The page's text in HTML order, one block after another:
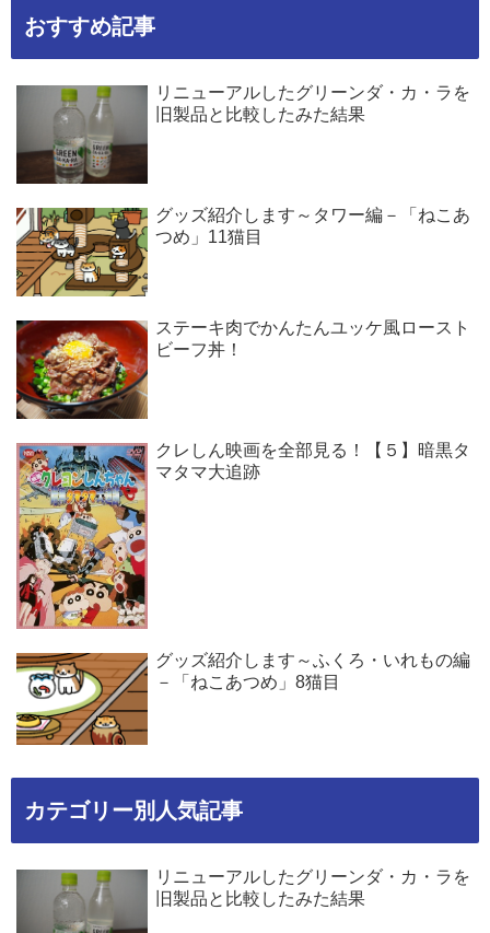
おすすめ記事
リニューアルしたグリーンダ・カ・ラを
旧製品と比較したみた結果
グッズ紹介します～タワー編－「ねこあ
つめ」11猫目
ステーキ肉でかんたんユッケ風ロースト
ビーフ丼！
クレしん映画を全部見る！【５】暗黒タ
マタマ大追跡
グッズ紹介します～ふくろ・いれもの編
－「ねこあつめ」8猫目
カテゴリー別人気記事
リニューアルしたグリーンダ・カ・ラを
旧製品と比較したみた結果